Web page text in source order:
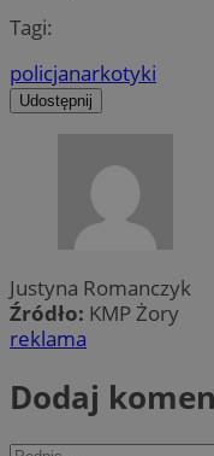
Tagi:
policjanarkotyki
Udostępnij
Justyna Romanczyk
Źródło: KMP Żory
reklama
Dodaj